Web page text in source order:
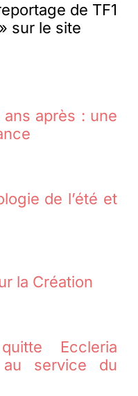
de TF1
sur le site
ans après : une
de l’été et
la Création
Eccleria
service du